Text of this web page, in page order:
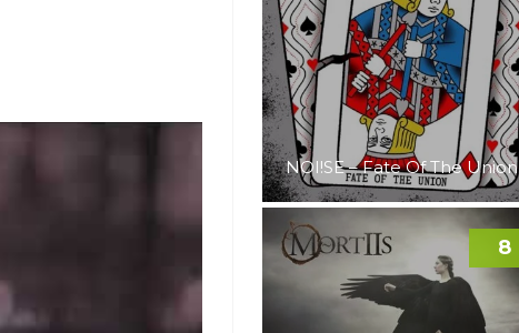
NOI!SE – Fate Of The Union
8